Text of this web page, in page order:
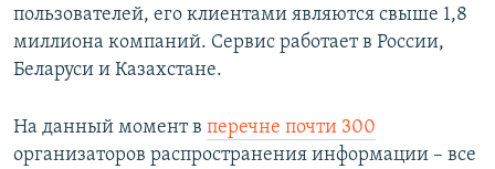
пользователей, его клиентами являются свыше 1,8
миллиона компаний. Сервис работает в России,
Беларуси и Казахстане.
На данный момент в перечне почти 300
организаторов распространения информации – все